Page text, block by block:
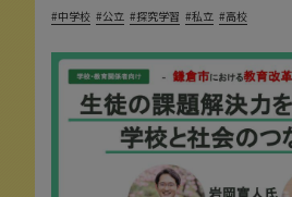
中学校 公立 探究学習 私立 高校